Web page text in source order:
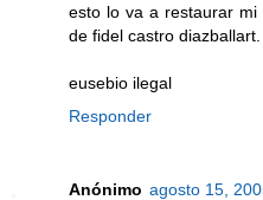
esto lo va a restaurar
de fidel castro diazballart.
eusebio ilegal
Responder
Anónimo agosto 15,